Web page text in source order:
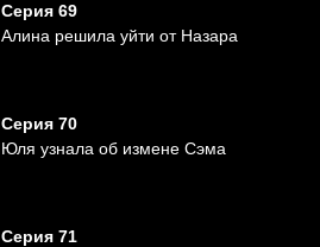
Серия 69
Алина решила уйти от Назара
Серия 70
Юля узнала об измене Сэма
Серия 71